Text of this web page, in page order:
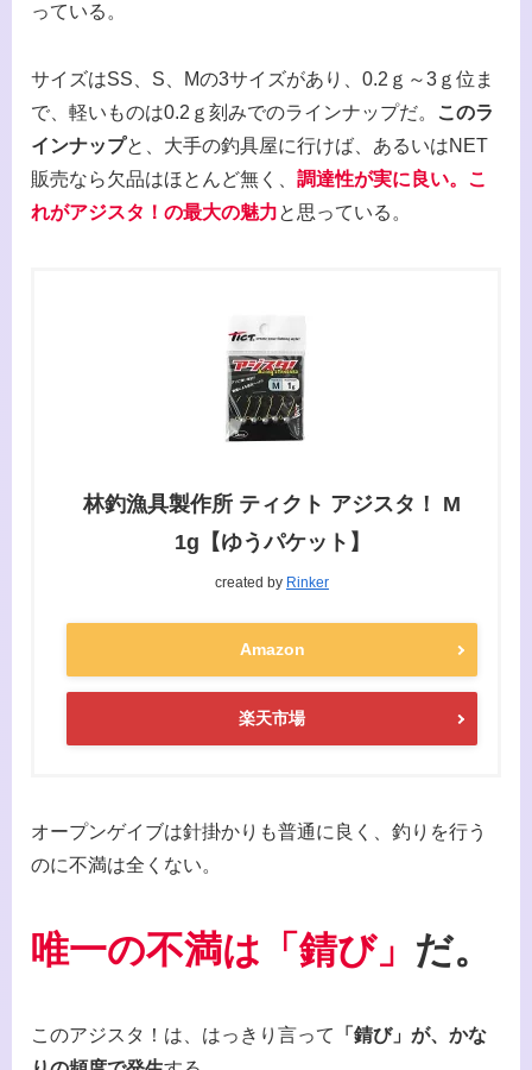
っている。
サイズはSS、S、Mの3サイズがあり、0.2ｇ～3ｇ位ま
で、軽いものは0.2ｇ刻みでのラインナップだ。
このラ
インナップと、大手の釣具屋に行けば、あるいはNET
販売なら欠品はほとんど無く、 調達性が実に良い。こ
れがアジスタ！の最大の魅力と思っている。
林釣漁具製作所 ティクト アジスタ！ M
1g【ゆうパケット】
created by Rinker
Amazon
楽天市場
オープンゲイブは針掛かりも普通に良く、釣りを行う
のに不満は全くない。
唯一の不満は「錆び」 だ。
このアジスタ！は、はっきり言って
「錆び」が、かな